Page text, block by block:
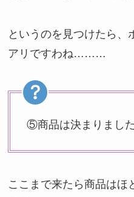
というのを見つけたら、
アリですわね………
⑤商品は決まりまし
ここまで来たら商品はほ